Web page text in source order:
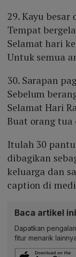
29. Kayu besar
Tempat
Selamat hari
Untuk semua
30. Sarapan
Sebelum
Selamat Hari
Buat orang tua
Itulah 30
dibagikan
keluarga dan
caption di
Baca artikel
Dapatkan
fitur menarik